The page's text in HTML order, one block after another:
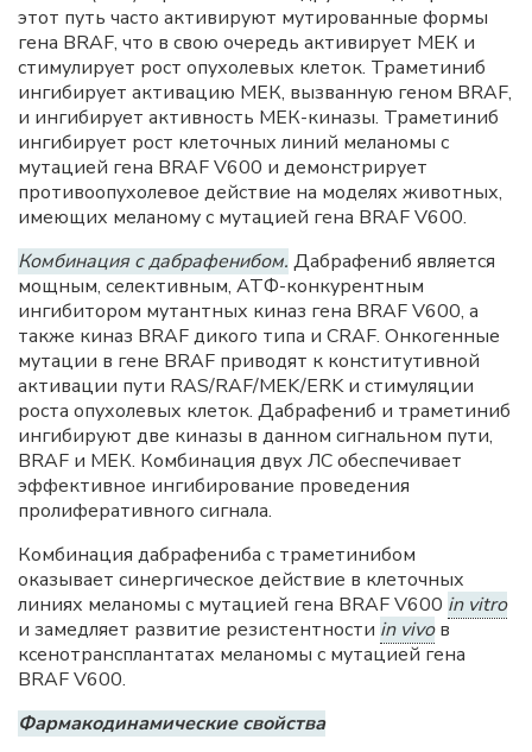
этот путь часто активируют мутированные формы
гена BRAF, что в свою очередь активирует МЕК и
стимулирует рост опухолевых клеток. Траметиниб
ингибирует активацию МЕК, вызванную геном BRAF,
и ингибирует активность МЕК-киназы. Траметиниб
ингибирует рост клеточных линий меланомы с
мутацией гена BRAF V600 и демонстрирует
противоопухолевое действие на моделях животных,
имеющих меланому с мутацией гена BRAF V600.
Комбинация с дабрафенибом. Дабрафениб является
мощным, селективным, АТФ-конкурентным
ингибитором мутантных киназ гена BRAF V600, а
также киназ BRAF дикого типа и CRAF. Онкогенные
мутации в гене BRAF приводят к конститутивной
активации пути RAS/RAF/MEK/ERK и стимуляции
роста опухолевых клеток. Дабрафениб и траметиниб
ингибируют две киназы в данном сигнальном пути,
BRAF и МЕК. Комбинация двух ЛС обеспечивает
эффективное ингибирование проведения
пролиферативного сигнала.
Комбинация дабрафениба с траметинибом
оказывает синергическое действие в клеточных
линиях меланомы с мутацией гена BRAF V600 in vitro
и замедляет развитие резистентности in vivoв
ксенотрансплантатах меланомы с мутацией гена
BRAF V600.
Фармакодинамические свойства